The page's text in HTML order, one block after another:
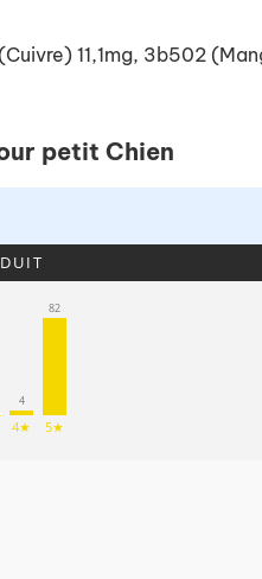
11,1mg, 3b502
petit Chien
4
4★
82
5★